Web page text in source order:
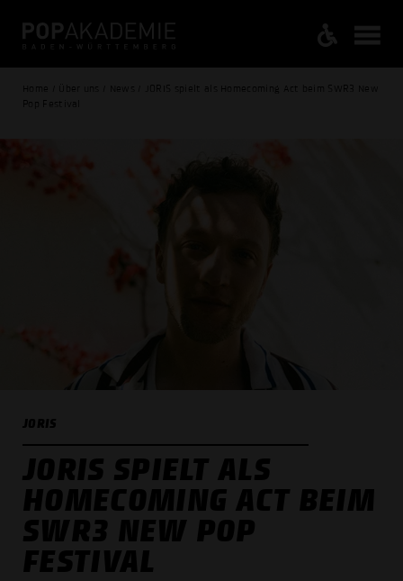
Home / Über uns / News / JORIS spielt als Homecoming Act beim SWR3 New
Pop Festival
JORIS
JORIS SPIELT ALS
HOMECOMING ACT BEIM
SWR3 NEW POP
FESTIVAL